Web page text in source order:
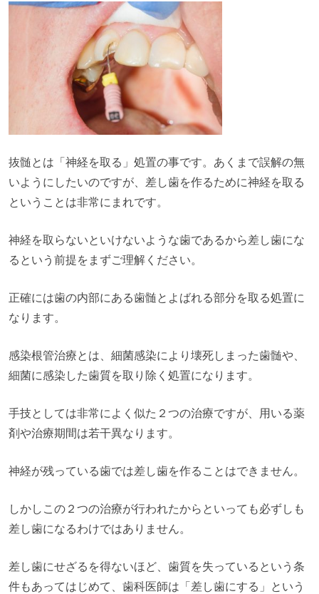
抜髄とは「神経を取る」処置の事です。あくまで誤解の無
いようにしたいのですが、差し歯を作るために神経を取る
ということは非常にまれです。
神経を取らないといけないような歯であるから差し歯にな
るという前提をまずご理解ください。
正確には歯の内部にある歯髄とよばれる部分を取る処置に
なります。
感染根管治療とは、細菌感染により壊死しまった歯髄や、
細菌に感染した歯質を取り除く処置になります。
手技としては非常によく似た２つの治療ですが、用いる薬
剤や治療期間は若干異なります。
神経が残っている歯では差し歯を作ることはできません。
しかしこの２つの治療が行われたからといっても必ずしも
差し歯になるわけではありません。
差し歯にせざるを得ないほど、歯質を失っているという条
件もあってはじめて、歯科医師は「差し歯にする」という